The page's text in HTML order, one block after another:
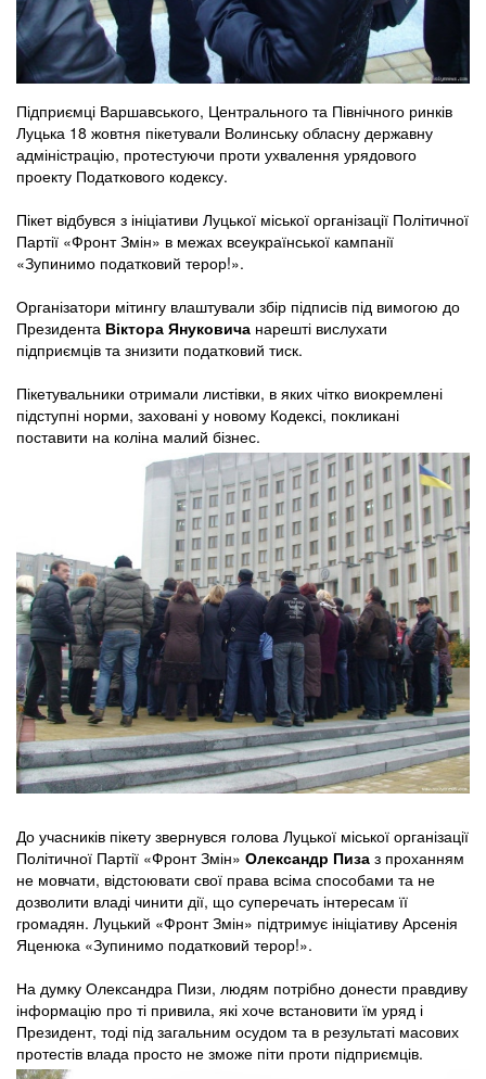
Підприємці Варшавського, Центрального та Північного ринків
Луцька 18 жовтня пікетували Волинську обласну державну
адміністрацію, протестуючи проти ухвалення урядового
проекту Податкового кодексу.
Пікет відбувся з ініціативи Луцької міської організації Політичної
Партії «Фронт Змін» в межах всеукраїнської кампанії
«Зупинимо податковий терор!».
Організатори мітингу влаштували збір підписів під вимогою до
Президента Віктора Януковича нарешті вислухати
підприємців та знизити податковий тиск.
Пікетувальники отримали листівки, в яких чітко виокремлені
підступні норми, заховані у новому Кодексі, покликані
поставити на коліна малий бізнес.
До учасників пікету звернувся голова Луцької міської організації
Політичної Партії «Фронт Змін» Олександр Пиза з проханням
не мовчати, відстоювати свої права всіма способами та не
дозволити владі чинити дії, що суперечать інтересам її
громадян. Луцький «Фронт Змін» підтримує ініціативу Арсенія
Яценюка «Зупинимо податковий терор!».
На думку Олександра Пизи, людям потрібно донести правдиву
інформацію про ті привила, які хоче встановити їм уряд і
Президент, тоді під загальним осудом та в результаті масових
протестів влада просто не зможе піти проти підприємців.